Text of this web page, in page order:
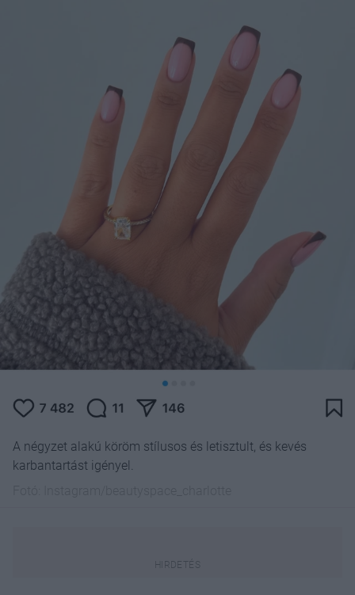
A négyzet alakú köröm stílusos és letisztult, és kevés
karbantartást igényel.